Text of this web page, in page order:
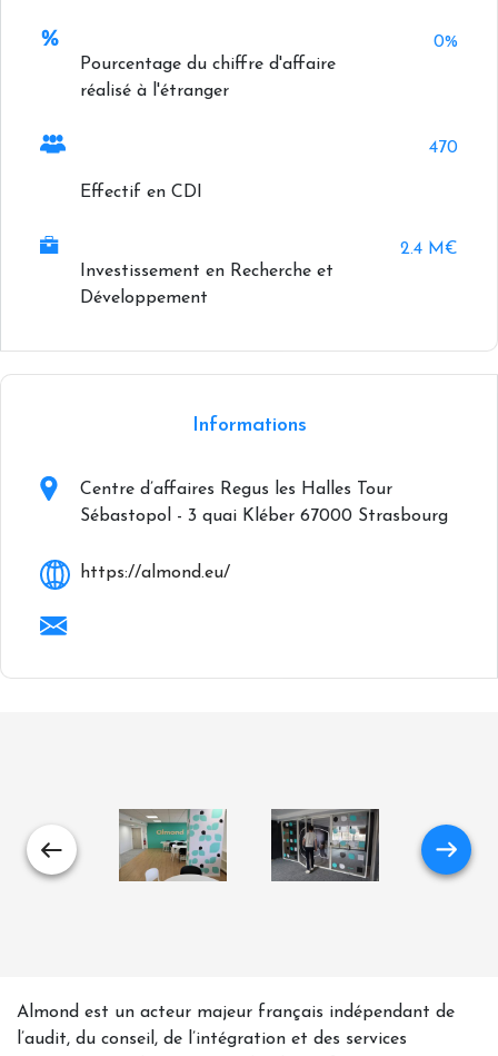
Pourcentage du chiffre d'affaire
réalisé à l'étranger
0%
Effectif en CDI
470
Investissement en Recherche et
Développement
2.4 M€
+
Informations
Centre d’affaires Regus les Halles Tour
Sébastopol - 3 quai Kléber 67000 Strasbourg
https://almond.eu/
Almond est un acteur majeur français indépendant de
l’audit, du conseil, de l’intégration et des services